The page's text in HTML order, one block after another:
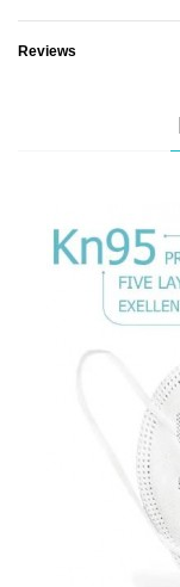
Reviews